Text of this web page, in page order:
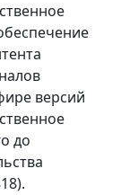
версий
до